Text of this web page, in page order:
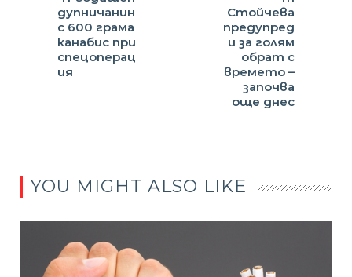
дупничанин
с 600 грама
канабис при
спецоперац
ия
Стойчева
предупред
и за голям
обрат с
времето –
започва
още днес
YOU MIGHT ALSO LIKE